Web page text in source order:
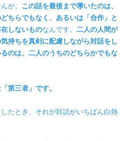
が、 この話を最後まで導いたのは、
ちらでもなく、あるいは「合作」と
しないものなんです。 二人の人間が
持ちを真剣に配慮しながら対話をし
のは、二人のうちのどちらかでもな
第三者」です。
たとき、それが対話がいちばん白熱